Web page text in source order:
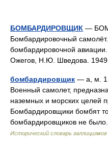
БОМБАРДИРОВЩИК —
Бомбардировочный
бомбардировочной
Ожегов, Н.Ю. Шведова.
бомбардировщик — а, м. 1.
Военный самолет,
наземных и морских целей
Бомбардировщики бомбят
бомбардировщиков не
Исторический словарь галлицизмов